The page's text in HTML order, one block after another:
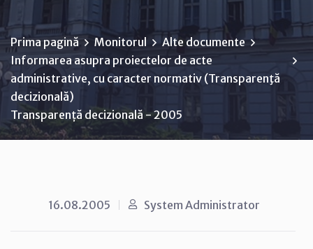
Prima pagină Monitorul
Alte documente
Informarea asupra proiectelor de acte
administrative, cu caracter normativ (Transparenţă
decizională)
Transparență decizională - 2005
16.08.2005 System Administrator